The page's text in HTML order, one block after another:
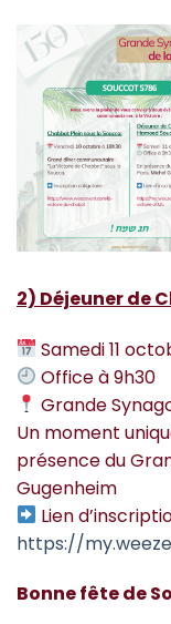
2) Déjeuner de
Samedi 11
Office à 9h30
Grande
Un moment
présence du
Gugenheim
Lien
https://
Bonne fête de